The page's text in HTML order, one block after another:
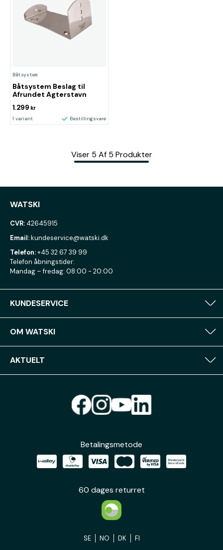
Båtsystem
Båtsystem Beslag til
Afrundet Agterstavn
1.299 kr
1 variant Bestillingsvare
Viser 5 Af 5 Produkter
WATSKI
CVR: 42645915
Email:kundeservice@watski.dk
Telefon:+45 32 67 39 99
Telefon åbningstider:
Mandag – fredag: 08:00 - 20:00
KUNDESERVICE
OM WATSKI
AKTUELT
Betalingsmetode
60 dages returret
SE NO DK FI